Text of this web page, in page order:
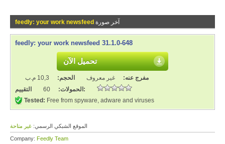
feedly: your work newsfeed آخر صورة
feedly: your work newsfeed 31.1.0-648
تحميل الآن
مفرج عنه: غير معروف الحجم:
10,3 م.ب
الحمولات:
60
التقييم:
Tested: Free from spyware, adware and viruses
الموقع الشبكي الرسمي: غير متاحة
Company: Feedly Team